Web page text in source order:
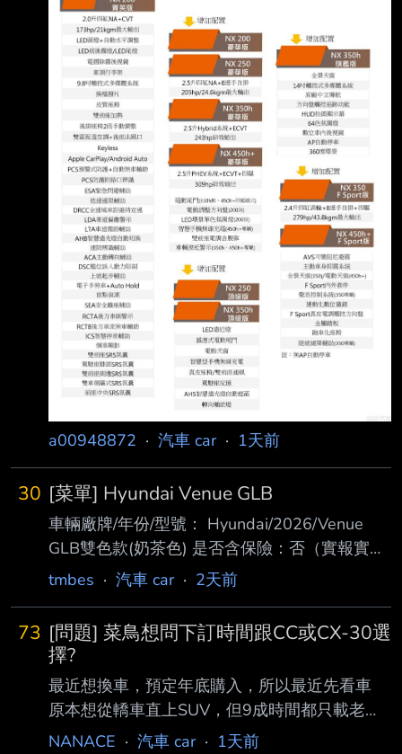
棒！ 我去試開朋友的350h也覺得油電好，後來
就下訂 在選菜單的時候豪華跟頂級也差10幾萬
而已。 我想我沒差通風座椅跟19吋輪圈跟天窗
還有頭燈。 就選了豪華版 我以為160萬的
nx200有電尾門！200萬的也應該有！所以我
DM就沒有仔細對照差異 結果在交車時開開心心
的去，發現沒電尾！我跟老婆
a00948872 · 汽車 car· 1天前
30 [菜單] Hyundai Venue GLB
車輛廠牌/年份/型號： Hyundai/2026/Venue
GLB雙色款(奶茶色) 是否含保險：否（實報實
銷） 是否含領牌稅金：否 成交價格(總價):71.7
點：臺北 自費配備/配件：升級FSK冰鑽8000 贈
送配備/配件 AVM環景 BSD盲點偵測 前後行車
紀錄器 ETC車牌框式 防水踏墊 後車廂防水托盤
避光墊 雨傘 交車禮 五年六大系統保固 付款方式
(現金 or貸款)：貸款 購車心得：目標就是小型
車，本來屬意Swift，但考量安全問題，轉而看
tmbes · 汽車 car· 2天前
73 [問題] 菜鳥想問下訂時間跟CC或CX-30選
擇?
最近想換車，預定年底購入，所以最近先看車
原本想從轎車直上SUV，但9成時間都只載老婆
(160cm)小孩(110cm)，2位身型嬌小 太太也說
NANACE · 汽車 car· 1天前